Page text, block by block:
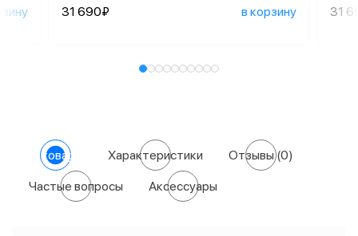
31 690₽ в корзину 31
О товаре Характеристики Отзывы(0)
Частые вопросы Аксессуары